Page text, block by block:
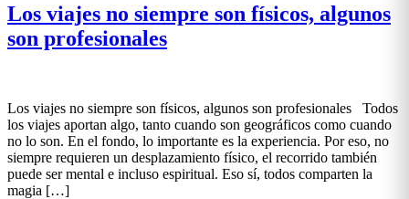
Los viajes no siempre son físicos, algunos
son profesionales
Los viajes no siempre son físicos, algunos son profesionales Todos
los viajes aportan algo, tanto cuando son geográficos como cuando
no lo son. En el fondo, lo importante es la experiencia. Por eso, no
siempre requieren un desplazamiento físico, el recorrido también
puede ser mental e incluso espiritual. Eso sí, todos comparten la
magia […]